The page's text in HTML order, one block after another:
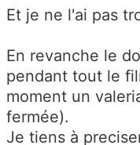
Et je ne l'ai pas
En revanche le
pendant tout le
moment un
fermée).
Je tiens à